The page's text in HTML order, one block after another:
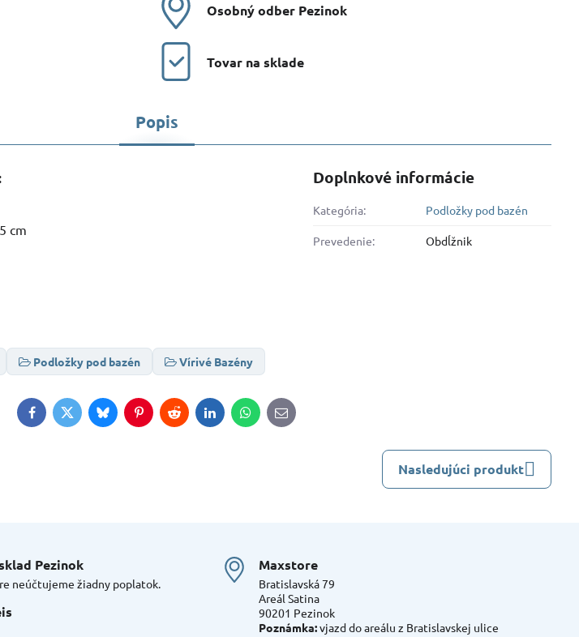
Osobný odber Pezinok
Tovar na sklade
Popis
cm
Podložky pod bazén Vírivé Bazény
Doplnkové informácie
Kategória: Podložky pod bazén
Prevedenie: Obdĺžnik
FacebookTwitterBlueskyPinterestRedditLinkedInWhatsApp
E-
mail
Nasledujúci produkt
Pezinok
neúčtujeme žiadny poplatok.
Maxstore
Bratislavská 79
Areál Satina
90201 Pezinok
Poznámka:vjazd do areálu z Bratislavskej ulice